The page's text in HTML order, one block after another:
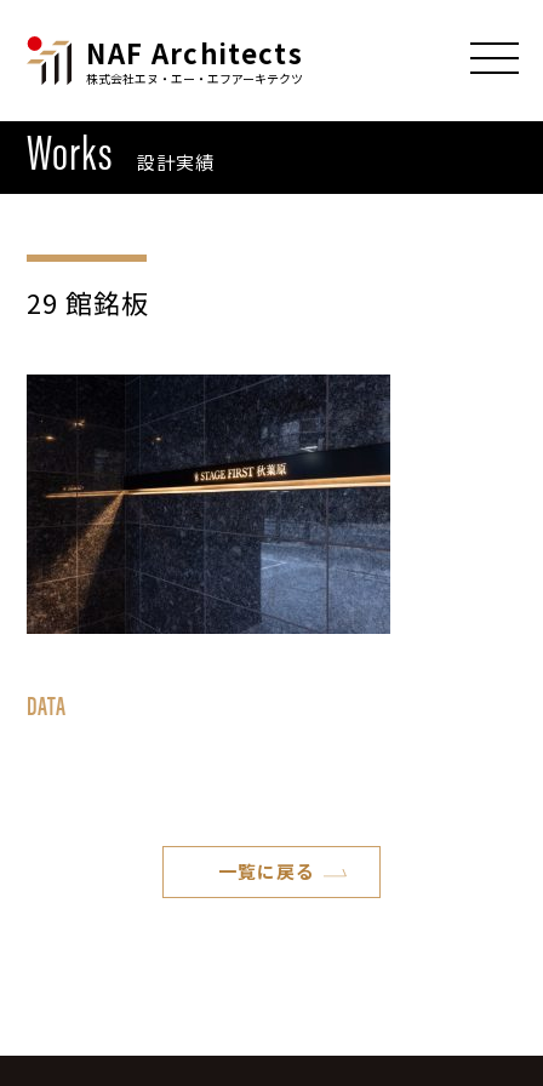
NAF Architects
株式会社エヌ・エー・エフアーキテクツ
Works 設計実績
29 館銘板
DATA
一覧に戻る